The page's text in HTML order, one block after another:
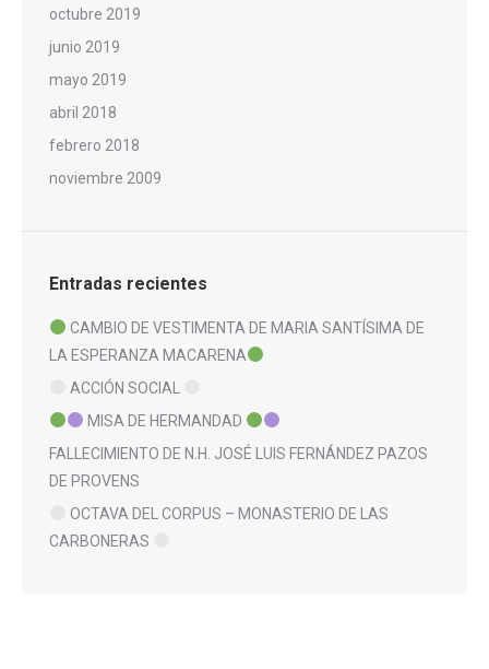
octubre 2019
junio 2019
mayo 2019
abril 2018
febrero 2018
noviembre 2009
Entradas recientes
CAMBIO DE VESTIMENTA DE MARIA SANTÍSIMA DE
LA ESPERANZA MACARENA
ACCIÓN SOCIAL
MISA DE HERMANDAD
FALLECIMIENTO DE N.H. JOSÉ LUIS FERNÁNDEZ PAZOS
DE PROVENS
OCTAVA DEL CORPUS – MONASTERIO DE LAS
CARBONERAS